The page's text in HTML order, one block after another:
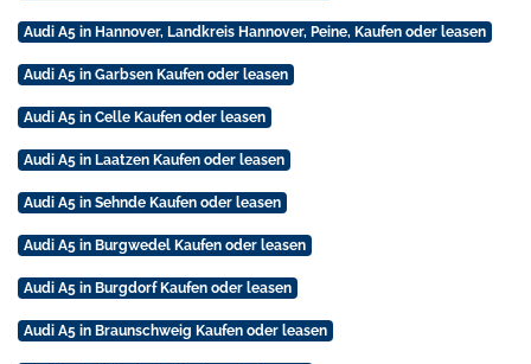
Audi A5 in Hannover, Landkreis Hannover, Peine, Kaufen oder leasen
Audi A5 in Garbsen Kaufen oder leasen
Audi A5 in Celle Kaufen oder leasen
Audi A5 in Laatzen Kaufen oder leasen
Audi A5 in Sehnde Kaufen oder leasen
Audi A5 in Burgwedel Kaufen oder leasen
Audi A5 in Burgdorf Kaufen oder leasen
Audi A5 in Braunschweig Kaufen oder leasen